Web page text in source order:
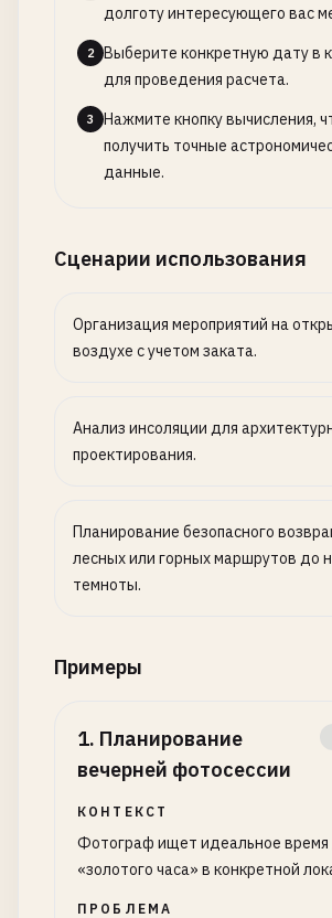
долготу интересующего вас
2
Выберите конкретную дату в
для проведения расчета.
3
Нажмите кнопку вычисления,
получить точные
данные.
Сценарии использования
Организация мероприятий на
воздухе с учетом заката.
Анализ инсоляции для
проектирования.
Планирование безопасного
лесных или горных маршрутов до
темноты.
Примеры
1. Планирование
вечерней фотосессии
КОНТЕКСТ
Фотограф ищет идеальное время
«золотого часа» в конкретной
ПРОБЛЕМА